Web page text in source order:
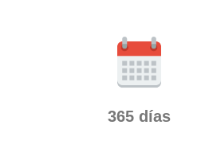
365 días